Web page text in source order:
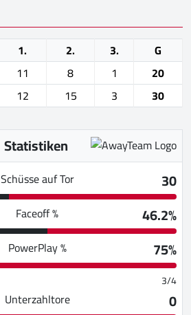
1. 2. 3.
G
11 8 1
20
12 15 3 30
Statistiken
Schüsse auf Tor
30
Faceoff %
46.2%
PowerPlay % 75%
3/4
Unterzahltore
0